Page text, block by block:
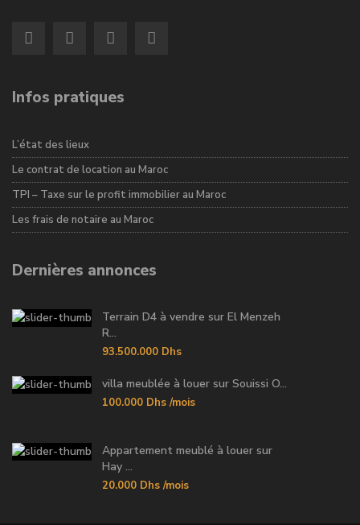
Infos pratiques
L’état des lieux
Le contrat de location au Maroc
TPI – Taxe sur le profit immobilier au Maroc
Les frais de notaire au Maroc
Dernières annonces
Terrain D4 à vendre sur El Menzeh
R...
93.500.000 Dhs
villa meublée à louer sur Souissi O...
100.000 Dhs /mois
Appartement meublé à louer sur
Hay ...
20.000 Dhs /mois